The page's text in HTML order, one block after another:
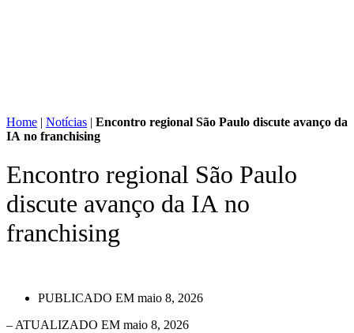
Home | Notícias | Encontro regional São Paulo discute avanço da
IA no franchising
Encontro regional São Paulo
discute avanço da IA no
franchising
PUBLICADO EM maio 8, 2026
– ATUALIZADO EM maio 8, 2026